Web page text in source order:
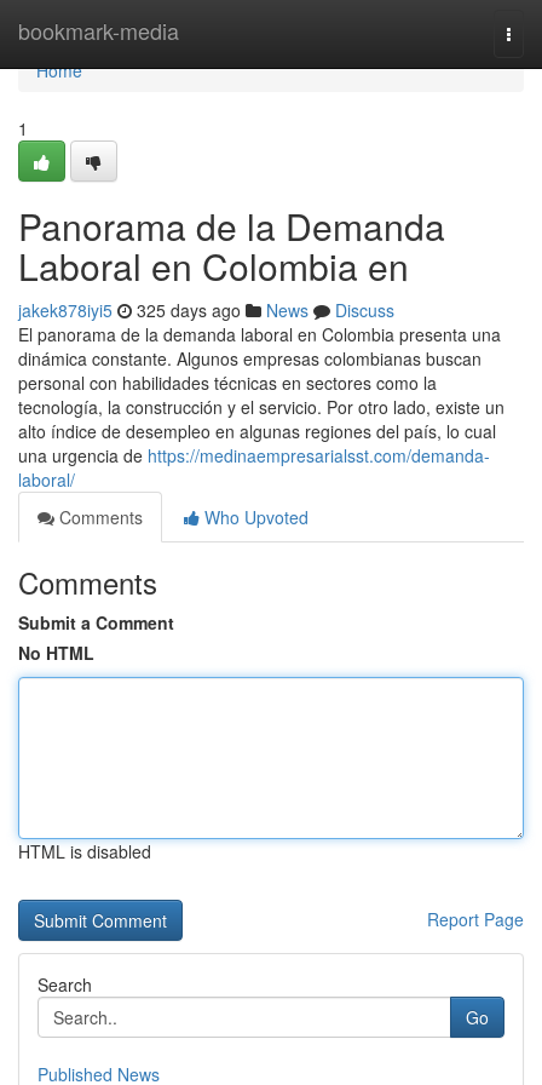
bookmark-media
Home
Home
1
Panorama de la Demanda
Laboral en Colombia en
jakek878iyi5 325 days ago News
Discuss
El panorama de la demanda laboral en Colombia presenta una
dinámica constante. Algunos empresas colombianas buscan
personal con habilidades técnicas en sectores como la
tecnología, la construcción y el servicio. Por otro lado, existe un
alto índice de desempleo en algunas regiones del país, lo cual
una urgencia de https://medinaempresarialsst.com/demanda-
laboral/
Comments
Who Upvoted
Comments
Submit a Comment
No HTML
HTML is disabled
Report Page
Search
Go
Published News